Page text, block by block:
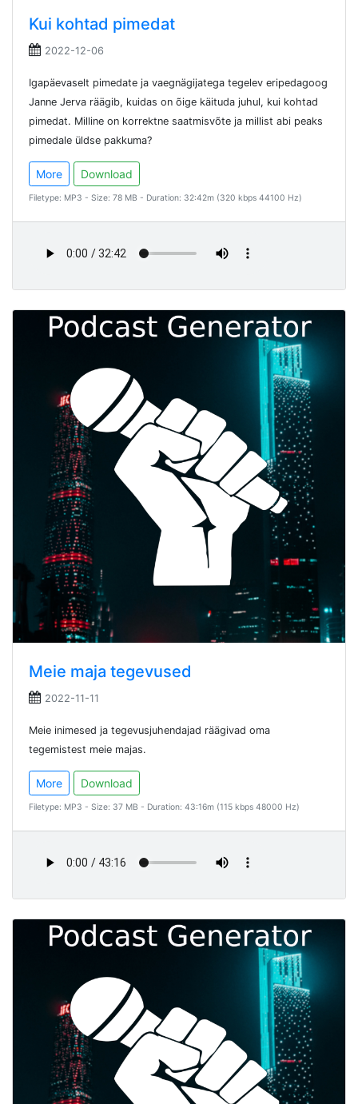
Kui kohtad pimedat
2022-12-06
Igapäevaselt pimedate ja vaegnägijatega tegelev eripedagoog
Janne Jerva räägib, kuidas on õige käituda juhul, kui kohtad
pimedat. Milline on korrektne saatmisvõte ja millist abi peaks
pimedale üldse pakkuma?
More Download
Filetype: MP3 - Size: 78 MB - Duration: 32:42m (320 kbps 44100 Hz)
Meie maja tegevused
2022-11-11
Meie inimesed ja tegevusjuhendajad räägivad oma
tegemistest meie majas.
More Download
Filetype: MP3 - Size: 37 MB - Duration: 43:16m (115 kbps 48000 Hz)